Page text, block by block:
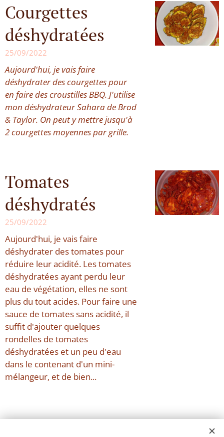
Courgettes
déshydratées
25/09/2022
Aujourd'hui, je vais faire
déshydrater des courgettes pour
en faire des croustilles BBQ. J'utilise
mon déshydrateur Sahara de Brod
& Taylor. On peut y mettre jusqu'à
2 courgettes moyennes par grille.
Tomates
déshydratés
25/09/2022
Aujourd'hui, je vais faire
déshydrater des tomates pour
réduire leur acidité. Les tomates
déshydratées ayant perdu leur
eau de végétation, elles ne sont
plus du tout acides. Pour faire une
sauce de tomates sans acidité, il
suffit d'ajouter quelques
rondelles de tomates
déshydratées et un peu d'eau
dans le contenant d'un mini-
mélangeur, et de bien...